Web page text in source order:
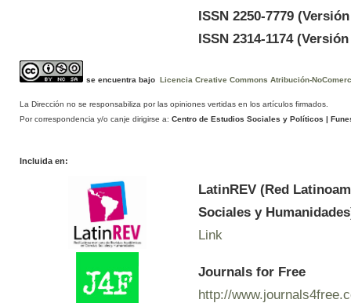
ISSN 2250-7779
ISSN 2314-1174
se encuentra bajo Licencia Creative Commons Atribución-
La Dirección no se responsabiliza por las opiniones vertidas en los artículos firmados.
Por correspondencia y/o canje dirigirse a: Centro de Estudios Sociales y Políticos |
Incluida en:
LatinREV (Red
Sociales y
Link
Journals for Free
http://